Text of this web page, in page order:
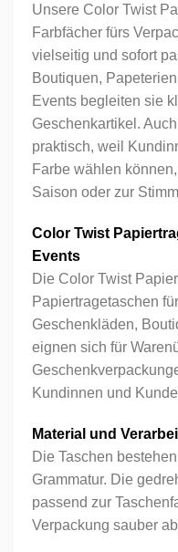
Unsere Color Twist
Farbfächer fürs
vielseitig und sofort
Boutiquen,
Events begleiten sie
Geschenkartikel.
praktisch, weil
Farbe wählen
Saison oder zur
Color Twist
Events
Die Color Twist
Papiertragetaschen
Geschenkläden,
eignen sich für
Kundinnen und
Material und
Die Taschen
Grammatur. Die
passend zur
Verpackung sauber